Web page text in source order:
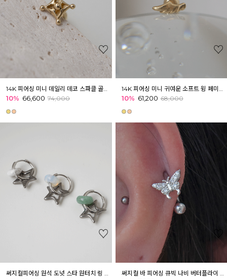
14K 피어싱 미니 데일리 데코 스파클 골드피어싱 이너컨츠 아웃컨츠 귓바퀴
10% 66,600 74,000
14K 피어싱 미니 귀여운 소프트 윙 페미닌 골드피어싱 귓볼 아웃컨츠 귓바퀴
10% 61,200 68,000
써지컬피어싱 원석 도넛 스타 원터치 링 피어싱 귓볼 귓바퀴 아웃컨츠 써지컬 바 피어싱 큐빅 나비 버터플라이 투볼 링 피어싱 귓볼 귓바퀴 아웃컨츠